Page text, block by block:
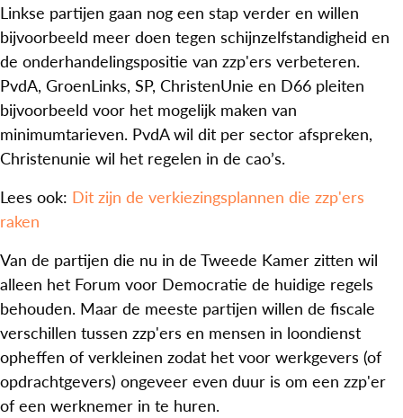
Linkse partijen gaan nog een stap verder en willen
bijvoorbeeld meer doen tegen schijnzelfstandigheid en
de onderhandelingspositie van zzp'ers verbeteren.
PvdA, GroenLinks, SP, ChristenUnie en D66 pleiten
bijvoorbeeld voor het mogelijk maken van
minimumtarieven. PvdA wil dit per sector afspreken,
Christenunie wil het regelen in de cao’s.
Lees ook: Dit zijn de verkiezingsplannen die zzp'ers
raken
Van de partijen die nu in de Tweede Kamer zitten wil
alleen het Forum voor Democratie de huidige regels
behouden. Maar de meeste partijen willen de fiscale
verschillen tussen zzp'ers en mensen in loondienst
opheffen of verkleinen zodat het voor werkgevers (of
opdrachtgevers) ongeveer even duur is om een zzp'er
of een werknemer in te huren.